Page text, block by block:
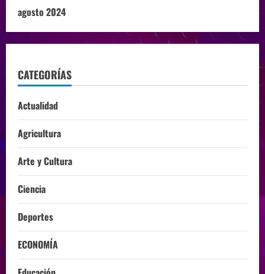
agosto 2024
CATEGORÍAS
Actualidad
Agricultura
Arte y Cultura
Ciencia
Deportes
ECONOMÍA